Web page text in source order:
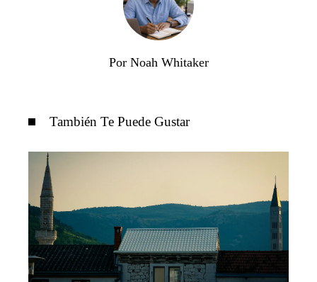
Por Noah Whitaker
También Te Puede Gustar